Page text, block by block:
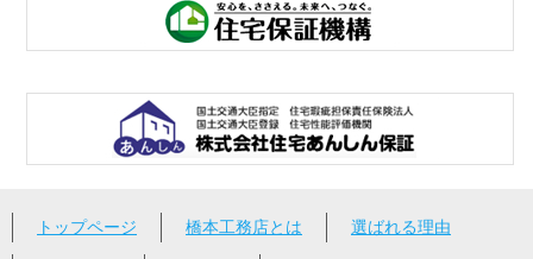
トップページ 橋本工務店とは 選ばれる理由